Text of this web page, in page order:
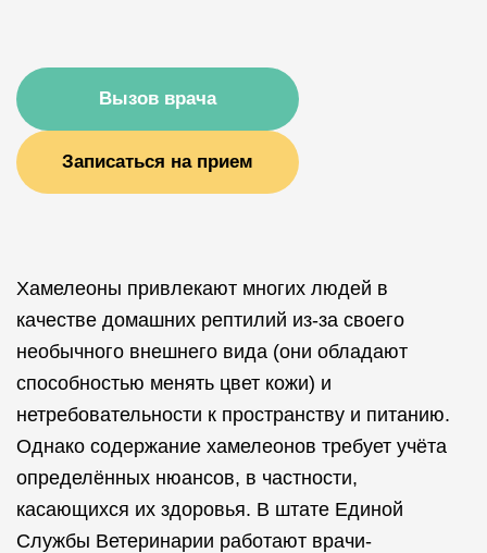
Вызов врача
Записаться на прием
Хамелеоны привлекают многих людей в
качестве домашних рептилий из-за своего
необычного внешнего вида (они обладают
способностью менять цвет кожи) и
нетребовательности к пространству и питанию.
Однако содержание хамелеонов требует учёта
определённых нюансов, в частности,
касающихся их здоровья. В штате Единой
Службы Ветеринарии работают врачи-